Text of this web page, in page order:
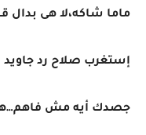
ماما شاكه،لا هى بدال
إستغرب صلاح رد جاويد
جصدك أيه مش